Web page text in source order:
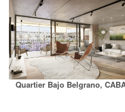
Quartier Bajo Belgrano,